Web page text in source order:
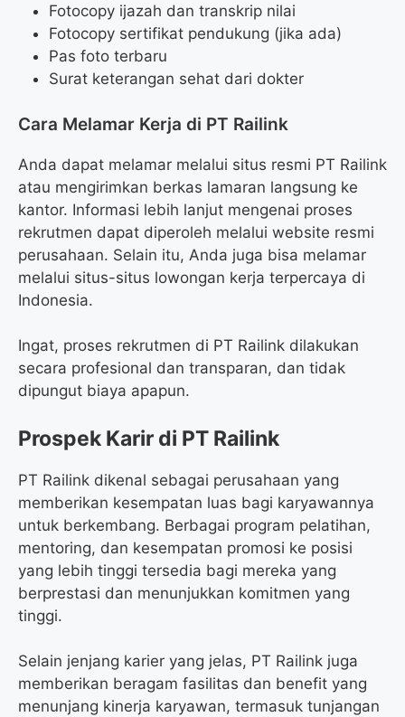
Fotocopy ijazah dan transkrip nilai
Fotocopy sertifikat pendukung (jika ada)
Pas foto terbaru
Surat keterangan sehat dari dokter
Cara Melamar Kerja di PT Railink
Anda dapat melamar melalui situs resmi PT Railink
atau mengirimkan berkas lamaran langsung ke
kantor. Informasi lebih lanjut mengenai proses
rekrutmen dapat diperoleh melalui website resmi
perusahaan. Selain itu, Anda juga bisa melamar
melalui situs-situs lowongan kerja terpercaya di
Indonesia.
Ingat, proses rekrutmen di PT Railink dilakukan
secara profesional dan transparan, dan tidak
dipungut biaya apapun.
Prospek Karir di PT Railink
PT Railink dikenal sebagai perusahaan yang
memberikan kesempatan luas bagi karyawannya
untuk berkembang. Berbagai program pelatihan,
mentoring, dan kesempatan promosi ke posisi
yang lebih tinggi tersedia bagi mereka yang
berprestasi dan menunjukkan komitmen yang
tinggi.
Selain jenjang karier yang jelas, PT Railink juga
memberikan beragam fasilitas dan benefit yang
menunjang kinerja karyawan, termasuk tunjangan